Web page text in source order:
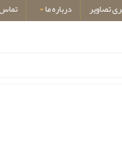
تصاویر درباره ما تماس